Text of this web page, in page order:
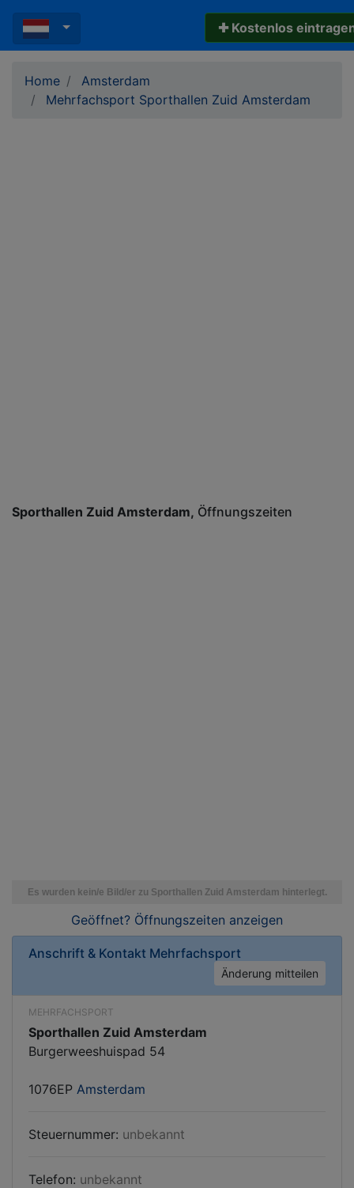
✚ Kostenlos
Home
Amsterdam
Mehrfachsport Sporthallen Zuid Amsterdam
Sporthallen Zuid Amsterdam Öffnungszeiten
Geöffnet? Öffnungszeiten anzeigen
Anschrift & Kontakt Mehrfachsport
Änderung mitteilen
MEHRFACHSPORT
Sporthallen Zuid Amsterdam
Burgerweeshuispad 54
1076EP Amsterdam
Steuernummer: unbekannt
Telefon: unbekannt